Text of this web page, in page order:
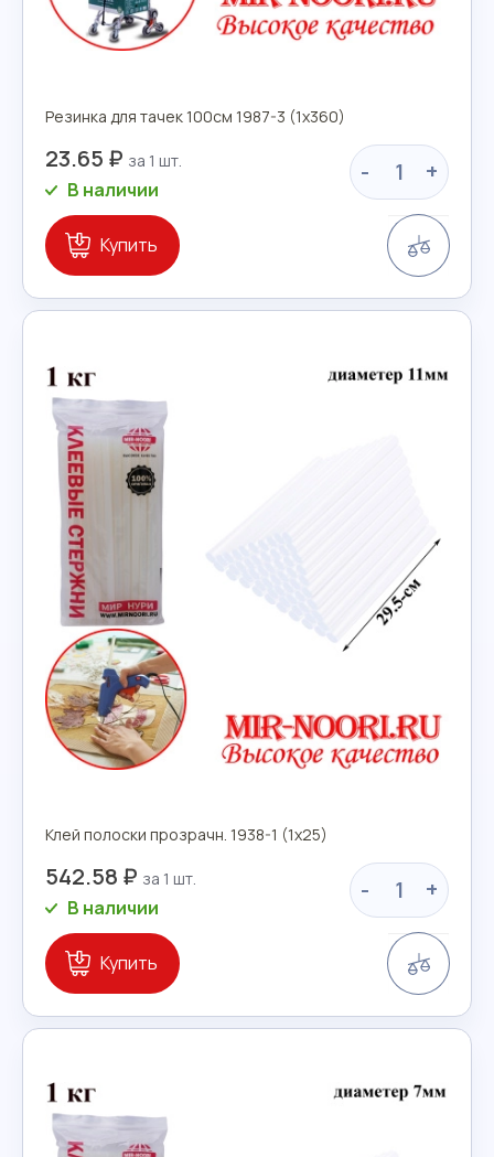
Резинка для тачек 100см 1987-3 (1х360)
23.65 ₽ - +
В наличии
Купить
Клей полоски прозрачн. 1938-1 (1х25)
542.58 ₽ - +
В наличии
Купить